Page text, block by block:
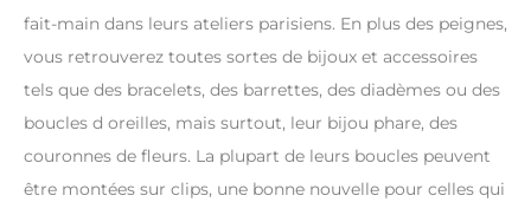
fait-main dans leurs ateliers parisiens. En plus des peignes,
vous retrouverez toutes sortes de bijoux et accessoires
tels que des bracelets, des barrettes, des diadèmes ou des
boucles d oreilles, mais surtout, leur bijou phare, des
couronnes de fleurs. La plupart de leurs boucles peuvent
être montées sur clips, une bonne nouvelle pour celles qui